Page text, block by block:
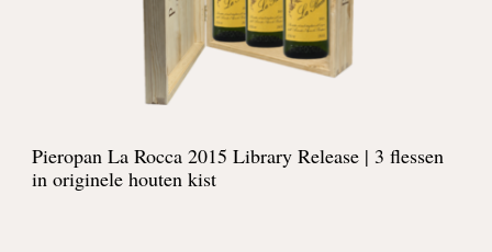
Pieropan La Rocca 2015 Library Release | 3 flessen
in originele houten kist